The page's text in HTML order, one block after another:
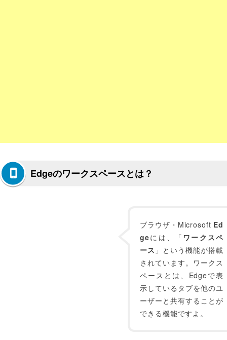
Edgeのワークスペースとは？
ブラウザ・Microsoft Ed
geには、「 ワークスペ
ース 」という機能が搭載
されています。ワークス
ペースとは、Edgeで表
示しているタブを他のユ
ーザーと共有することが
できる機能ですよ。